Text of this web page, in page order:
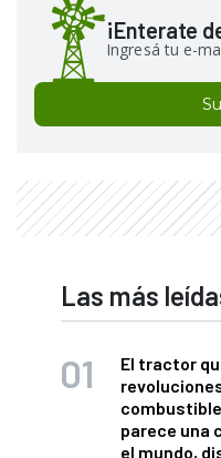
¡Enterate
Ingresá tu e-
Las más
El tractor
parece una
el mundo,